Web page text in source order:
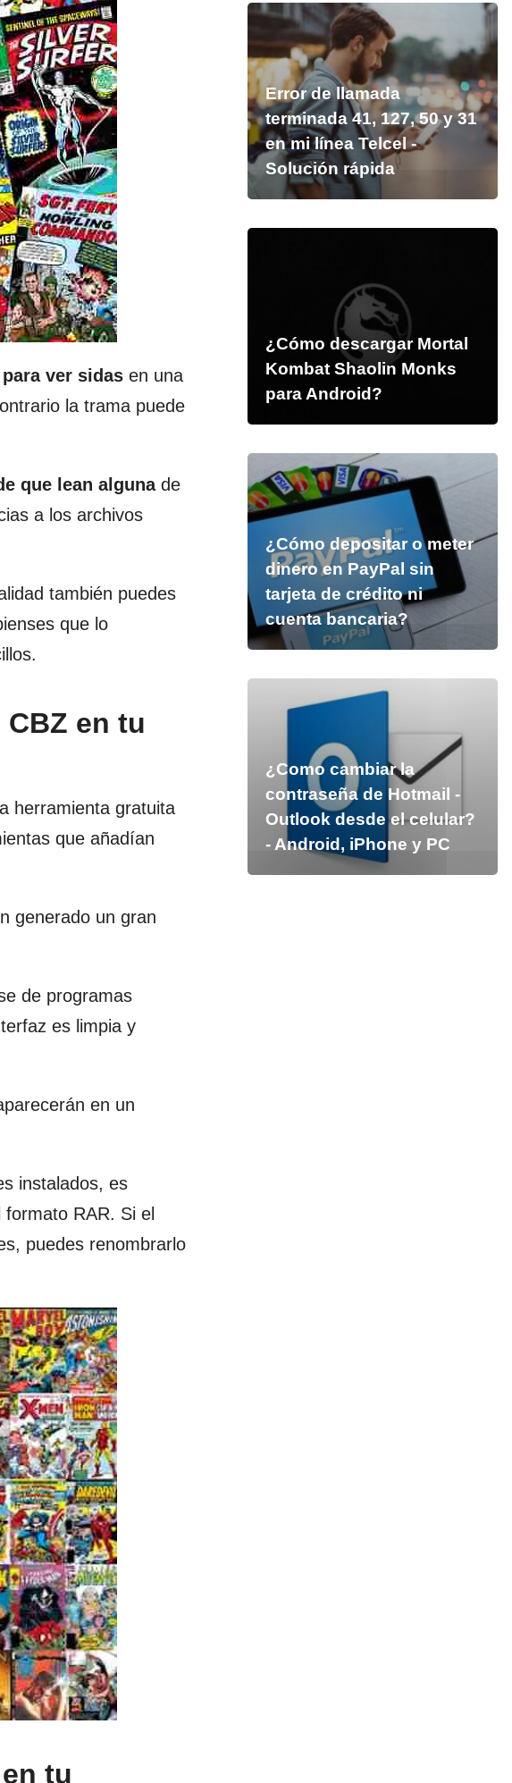
ver sidas en una
la trama puede
que lean algunade
a los archivos
también puedes
que lo
en tu
herramienta gratuita
que añadían
generado un gran
de programas
es limpia y
en un
instalados, es
RAR. Si el
puedes renombrarlo
tu
Error de llamada
terminada 41, 127, 50 y 31
en mi línea Telcel -
Solución rápida
¿Cómo descargar Mortal
Kombat Shaolin Monks
para Android?
¿Cómo depositar o meter
dinero en PayPal sin
tarjeta de crédito ni
cuenta bancaria?
¿Como cambiar la
contraseña de Hotmail -
Outlook desde el celular?
- Android, iPhone y PC